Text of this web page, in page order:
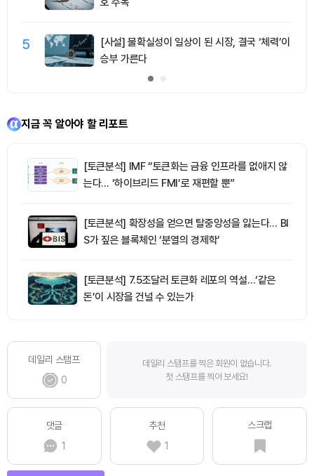
5
[사설] 불확실성이 일상이 된 시장, 결국 ‘체력’이
승부 가른다
지금 꼭 알아야 할 리포트
[토큰분석] IMF “토큰화는 금융 인프라를 없애지 않
는다… ‘하이브리드 FMI’로 재편할 뿐”
[토큰분석] 확장성을 얻으면 탈중앙성을 잃는다… BI
S가 짚은 블록체인 ‘분열의 경제학’
[토큰분석] 7.5조달러 토큰화 레포의 역설…‘같은
돈’이 시장을 건널 수 있는가
데일리 스탬프
0
데일리 스탬프를 찍은 회원이 없습니다.
첫 스탬프를 찍어 보세요!
댓글
1
추천
1
스크랩